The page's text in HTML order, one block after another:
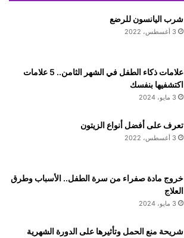
شرب اليانسون للرضع
3 أغسطس، 2022
علامات ذكاء الطفل في الشهر الثامن.. 5 علامات
اكتشفيها بنفسك
3 مايو، 2024
تعرف على أفضل أنواع الزيتون
3 أغسطس، 2022
خروج مادة صفراء من سرة الطفل.. الأسباب وطرق
العلاج
3 مايو، 2024
شريحة منع الحمل وتأثيرها على الدورة الشهرية